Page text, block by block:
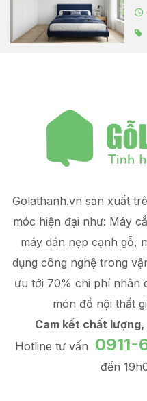
Golathanh.vn sản xuất
móc hiện đại như: Máy
máy dán nẹp cạnh gỗ,
dụng công nghệ trong
ưu tới 70% chi phí nhân
món đồ nội thất
Cam kết chất lượng,
Hotline tư vấn
đến